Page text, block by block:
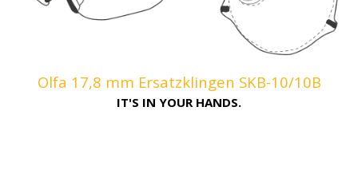
Olfa 17,8 mm Ersatzklingen SKB-10/10B
IT'S IN YOUR HANDS.